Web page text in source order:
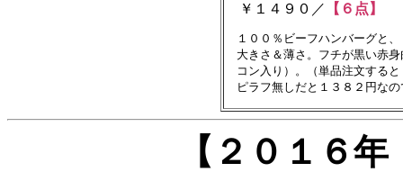
￥１４９０／ 【６点】
１００％ビーフハンバーグと
大きさ＆薄さ。フチが黒い赤身
コン入り）。（単品注文する
【２０１６